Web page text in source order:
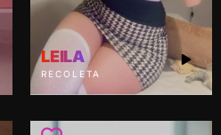
LEILA
RECOLETA